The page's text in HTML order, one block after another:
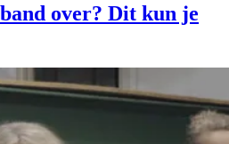
over? Dit kun je